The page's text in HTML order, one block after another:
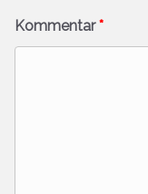
Kommentar*